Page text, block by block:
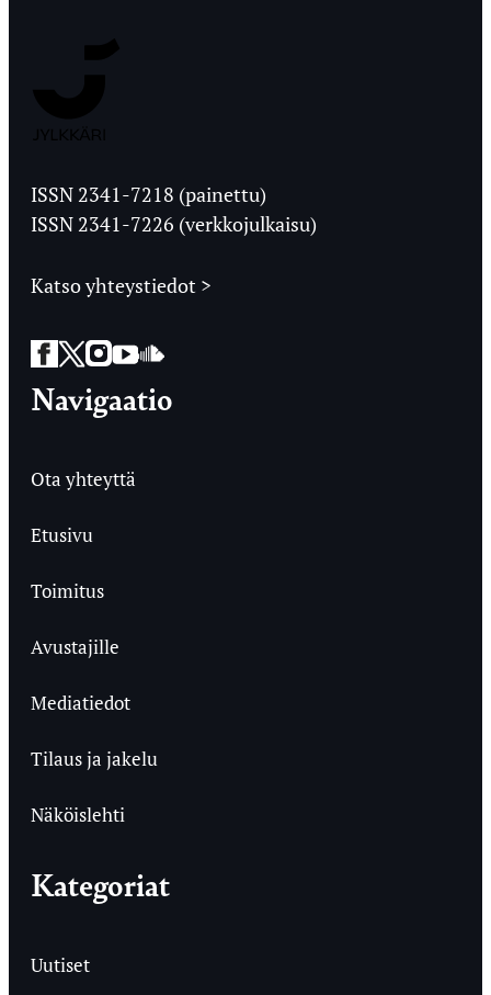
Ylioppilaslehti
ISSN 2341-7218 (painettu)
ISSN 2341-7226 (verkkojulkaisu)
Katso yhteystiedot >
Facebook
Twitter
Instagram
YouTube
SoundCloud
Navigaatio
Ota yhteyttä
Etusivu
Toimitus
Avustajille
Mediatiedot
Tilaus ja jakelu
Näköislehti
Kategoriat
Uutiset